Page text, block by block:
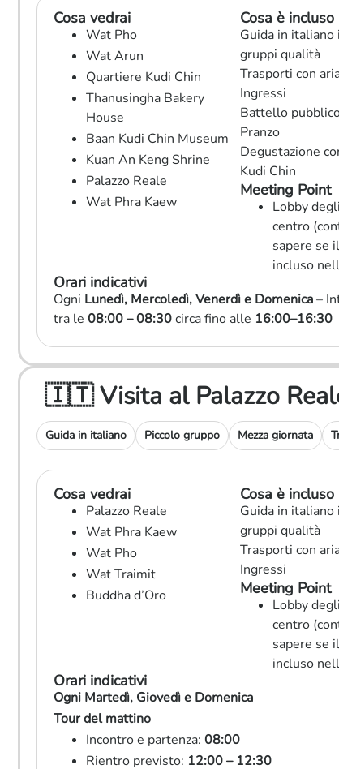
Cosa vedrai
Wat Pho
Wat Arun
Quartiere Kudi Chin
Thanusingha Bakery
House
Baan Kudi Chin Museum
Kuan An Keng Shrine
Palazzo Reale
Wat Phra Kaew
Cosa è incluso
Guida in italiano
gruppi qualità
Trasporti con
Ingressi
Battello
Pranzo
Degustazione
Kudi Chin
Meeting Point
Lobby
centro
sapere se
incluso
Orari indicativi
Ogni Lunedì, Mercoledì, Venerdì e Domenica–
tra le 08:00 – 08:30circa fino alle 16:00–16:30
🇮🇹 Visita al Palazzo
Guida in italiano Piccolo gruppo Mezza giornata
Cosa vedrai
Palazzo Reale
Wat Phra Kaew
Wat Pho
Wat Traimit
Buddha d’Oro
Cosa è incluso
Guida in italiano
gruppi qualità
Trasporti con
Ingressi
Meeting Point
Lobby
centro
sapere se
incluso
Orari indicativi
Ogni Martedì, Giovedì e Domenica
Tour del mattino
Incontro e partenza: 08:00
Rientro previsto: 12:00 – 12:30